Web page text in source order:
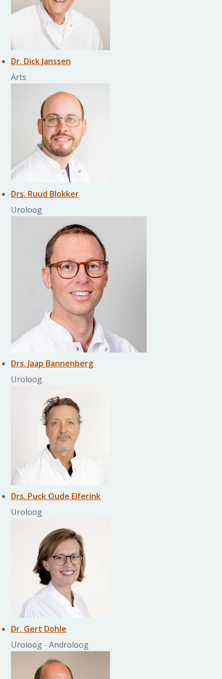
Dr. Dick Janssen
Arts
Drs. Ruud Blokker
Uroloog
Drs. Jaap Bannenberg
Uroloog
Drs. Puck Oude Elferink
Uroloog
Dr. Gert Dohle
Uroloog - Androloog